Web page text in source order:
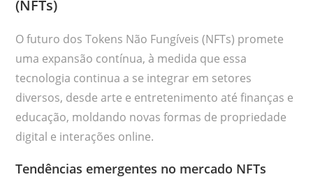
(NFTs)
O futuro dos Tokens Não Fungíveis (NFTs) promete
uma expansão contínua, à medida que essa
tecnologia continua a se integrar em setores
diversos, desde arte e entretenimento até finanças e
educação, moldando novas formas de propriedade
digital e interações online.
Tendências emergentes no mercado NFTs